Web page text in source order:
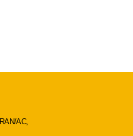
AC,